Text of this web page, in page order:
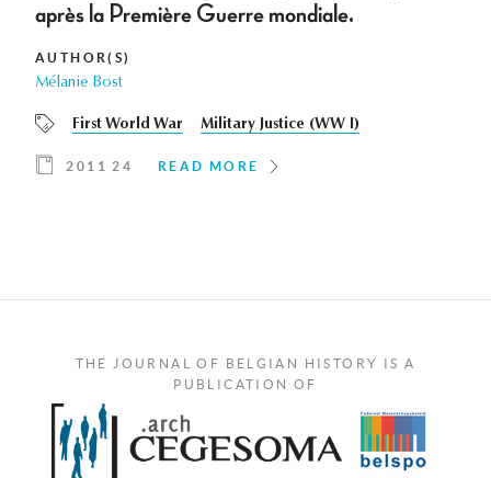
après la Première Guerre mondiale.
AUTHOR(S)
Mélanie Bost
First World War Military Justice (WW I)
2011 24 READ MORE
THE JOURNAL OF BELGIAN HISTORY IS A
PUBLICATION OF